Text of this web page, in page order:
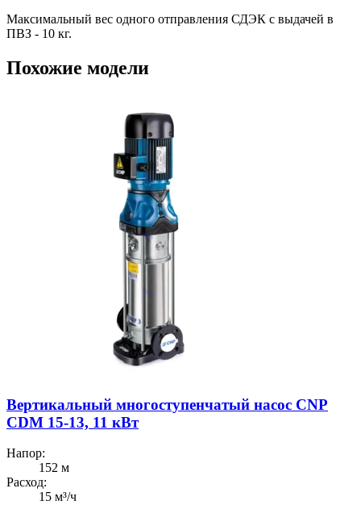
Максимальный вес одного отправления СДЭК с выдачей в
ПВЗ - 10 кг.
Похожие модели
Вертикальный многоступенчатый насос CNP
CDM 15-13, 11 кВт
Напор:
152 м
Расход:
15 м³/ч